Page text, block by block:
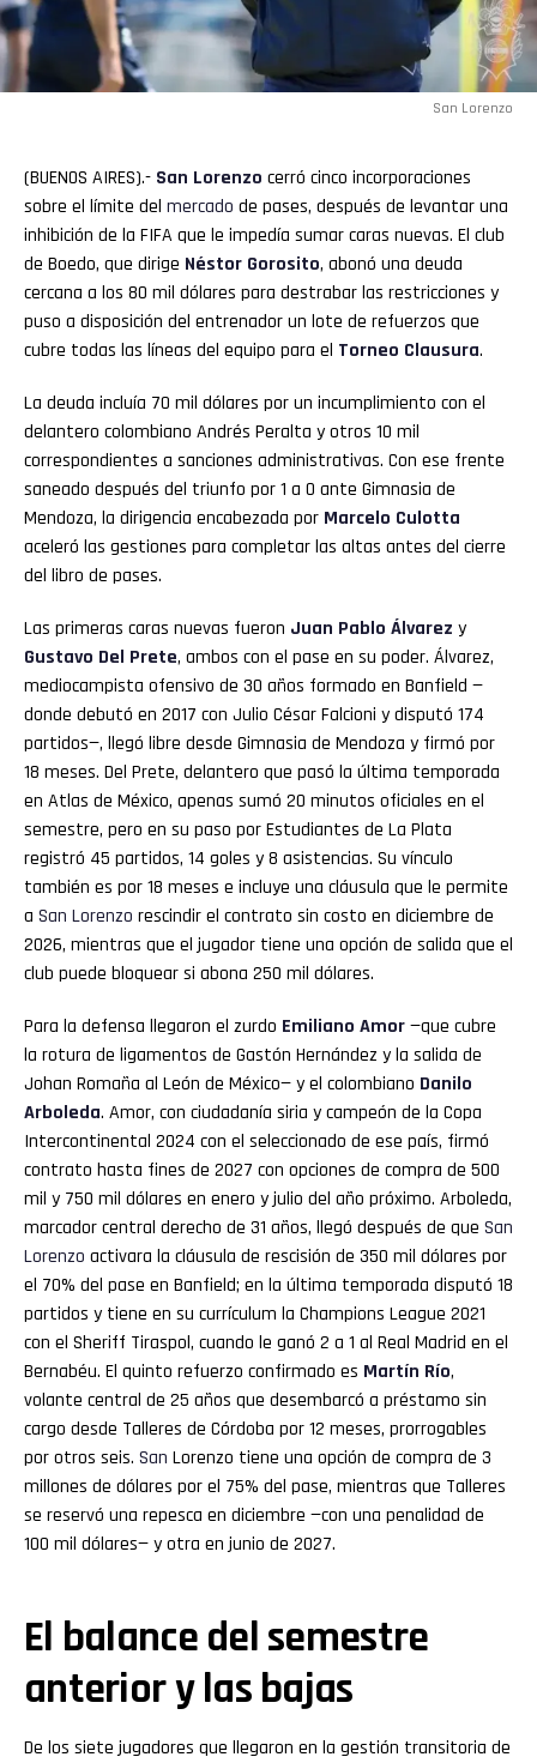
San Lorenzo
(BUENOS AIRES).- San Lorenzo cerró cinco incorporaciones
sobre el límite del mercado de pases, después de levantar una
inhibición de la FIFA que le impedía sumar caras nuevas. El club
de Boedo, que dirige Néstor Gorosito, abonó una deuda
cercana a los 80 mil dólares para destrabar las restricciones y
puso a disposición del entrenador un lote de refuerzos que
cubre todas las líneas del equipo para el Torneo Clausura.
La deuda incluía 70 mil dólares por un incumplimiento con el
delantero colombiano Andrés Peralta y otros 10 mil
correspondientes a sanciones administrativas. Con ese frente
saneado después del triunfo por 1 a 0 ante Gimnasia de
Mendoza, la dirigencia encabezada por Marcelo Culotta
aceleró las gestiones para completar las altas antes del cierre
del libro de pases.
Las primeras caras nuevas fueron Juan Pablo Álvarez y
Gustavo Del Prete, ambos con el pase en su poder. Álvarez,
mediocampista ofensivo de 30 años formado en Banfield —
donde debutó en 2017 con Julio César Falcioni y disputó 174
partidos—, llegó libre desde Gimnasia de Mendoza y firmó por
18 meses. Del Prete, delantero que pasó la última temporada
en Atlas de México, apenas sumó 20 minutos oficiales en el
semestre, pero en su paso por Estudiantes de La Plata
registró 45 partidos, 14 goles y 8 asistencias. Su vínculo
también es por 18 meses e incluye una cláusula que le permite
a San Lorenzo rescindir el contrato sin costo en diciembre de
2026, mientras que el jugador tiene una opción de salida que el
club puede bloquear si abona 250 mil dólares.
Para la defensa llegaron el zurdo Emiliano Amor—que cubre
la rotura de ligamentos de Gastón Hernández y la salida de
Johan Romaña al León de México— y el colombiano Danilo
Arboleda. Amor, con ciudadanía siria y campeón de la Copa
Intercontinental 2024 con el seleccionado de ese país, firmó
contrato hasta fines de 2027 con opciones de compra de 500
mil y 750 mil dólares en enero y julio del año próximo. Arboleda,
marcador central derecho de 31 años, llegó después de que San
Lorenzo activara la cláusula de rescisión de 350 mil dólares por
el 70% del pase en Banfield; en la última temporada disputó 18
partidos y tiene en su currículum la Champions League 2021
con el Sheriff Tiraspol, cuando le ganó 2 a 1 al Real Madrid en el
Bernabéu. El quinto refuerzo confirmado es Martín Río,
volante central de 25 años que desembarcó a préstamo sin
cargo desde Talleres de Córdoba por 12 meses, prorrogables
por otros seis. San Lorenzo tiene una opción de compra de 3
millones de dólares por el 75% del pase, mientras que Talleres
se reservó una repesca en diciembre —con una penalidad de
100 mil dólares— y otra en junio de 2027.
El balance del semestre
anterior y las bajas
De los siete jugadores que llegaron en la gestión transitoria de